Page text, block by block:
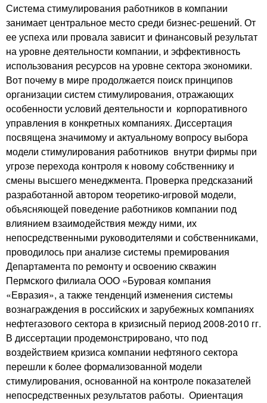
Система стимулирования работников в компании
занимает центральное место среди бизнес-решений. От
ее успеха или провала зависит и финансовый результат
на уровне деятельности компании, и эффективность
использования ресурсов на уровне сектора экономики.
Вот почему в мире продолжается поиск принципов
организации систем стимулирования, отражающих
особенности условий деятельности и корпоративного
управления в конкретных компаниях. Диссертация
посвящена значимому и актуальному вопросу выбора
модели стимулирования работников внутри фирмы при
угрозе перехода контроля к новому собственнику и
смены высшего менеджмента. Проверка предсказаний
разработанной автором теоретико-игровой модели,
объясняющей поведение работников компании под
влиянием взаимодействия между ними, их
непосредственными руководителями и собственниками,
проводилось при анализе системы премирования
Департамента по ремонту и освоению скважин
Пермского филиала ООО «Буровая компания
«Евразия», а также тенденций изменения системы
вознаграждения в российских и зарубежных компаниях
нефтегазового сектора в кризисный период 2008-2010 гг.
В диссертации продемонстрировано, что под
воздействием кризиса компании нефтяного сектора
перешли к более формализованной модели
стимулирования, основанной на контроле показателей
непосредственных результатов работы. Ориентация